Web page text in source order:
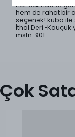
her adımda
hem de rahat bir
seçenek! küba ile
İthal Deri •Kauçuk
msfn-901
Çok